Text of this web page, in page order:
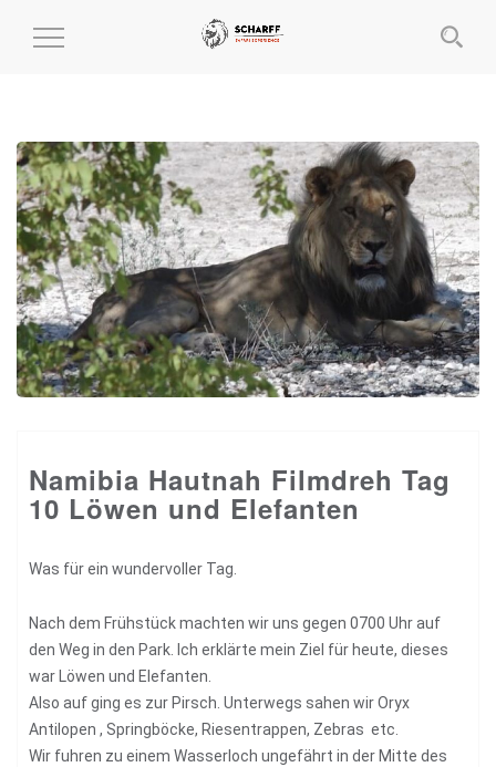
MENÜ
Namibia Hautnah Filmdreh Tag
10 Löwen und Elefanten
Was für ein wundervoller Tag.
Nach dem Frühstück machten wir uns gegen 0700 Uhr auf
den Weg in den Park. Ich erklärte mein Ziel für heute, dieses
war Löwen und Elefanten.
Also auf ging es zur Pirsch. Unterwegs sahen wir Oryx
Antilopen , Springböcke, Riesentrappen, Zebras etc.
Wir fuhren zu einem Wasserloch ungefährt in der Mitte des